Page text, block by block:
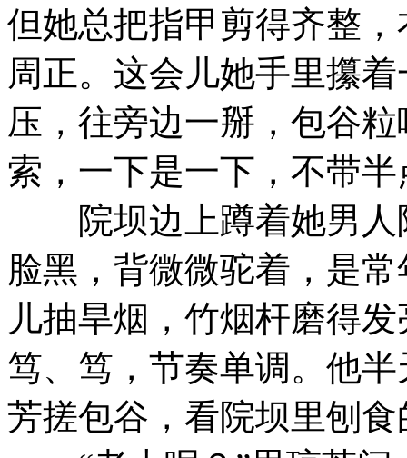
但她总把指甲剪得齐整
周正。这会儿她手里攥
压，往旁边一掰，包谷
索，一下是一下，不带
院坝边上蹲着她男人
脸黑，背微微驼着，是
儿抽旱烟，竹烟杆磨得
笃、笃，节奏单调。他
芳搓包谷，看院坝里刨